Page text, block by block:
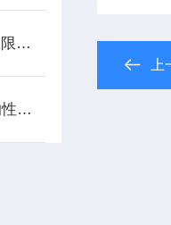
扫描电子显微镜的分辨率极限与性能优化策略
TEM断层扫描系统为材料的性能提升与失效分析提供了宝贵的依据